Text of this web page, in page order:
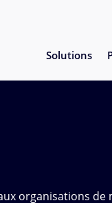
Solutions
organisations